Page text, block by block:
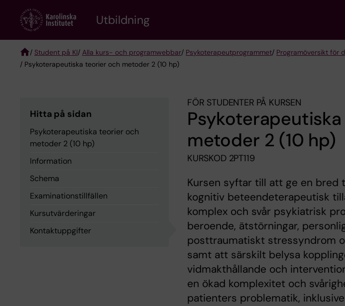
content
Utbildning
Breadcrumb
/ Student på KI/ Alla kurs- och programwebbar/ Psykoterapeut­programmet/ Programöversikt för
/ Psykoterapeutiska teorier och metoder 2 (10 hp)
Hitta på sidan
Psykoterapeutiska teorier och
metoder 2 (10 hp)
Information
Schema
Examinationstillfällen
Kursutvärderingar
Kontaktuppgifter
FÖR STUDENTER PÅ KURSEN
metoder 2 (10 hp)
KURSKOD 2PT119
Kursen syftar till att ge en bred
kognitiv beteendeterapeutisk
komplex och svår psykiatrisk
beroende, ätstörningar,
posttraumatiskt stressyndrom
samt att särskilt belysa
vidmakthållande och
en ökad komplexitet och
patienters problematik,